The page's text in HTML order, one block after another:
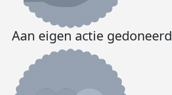
Aan eigen actie gedoneerd